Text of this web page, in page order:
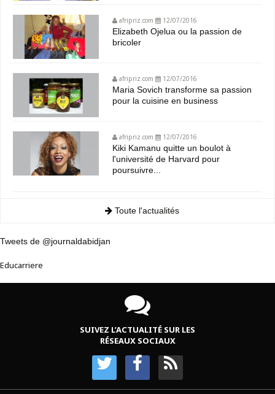
afripriz.com 12/07/2016
Elizabeth Ojelua ou la passion de
bricoler
afripriz.com 12/07/2016
Maria Sovich transforme sa passion
pour la cuisine en business
afripriz.com 12/07/2016
Kiki Kamanu quitte un boulot à
l'université de Harvard pour
poursuivre...
Toute l'actualités
Tweets de @journaldabidjan
Educarriere
SUIVEZ L’ACTUALITÉ SUR LES
RÉSEAUX SOCIAUX